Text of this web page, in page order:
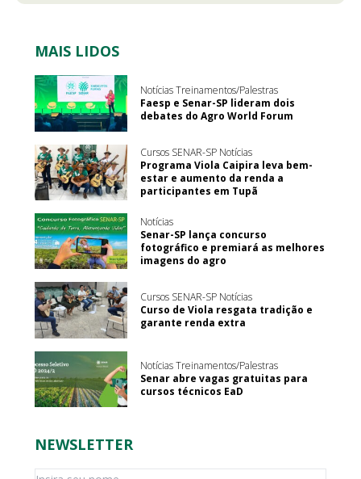
MAIS LIDOS
Notícias Treinamentos/Palestras
Faesp e Senar-SP lideram dois
debates do Agro World Forum
Cursos SENAR-SP Notícias
Programa Viola Caipira leva bem-
estar e aumento da renda a
participantes em Tupã
Notícias
Senar-SP lança concurso
fotográfico e premiará as melhores
imagens do agro
Cursos SENAR-SP Notícias
Curso de Viola resgata tradição e
garante renda extra
Notícias Treinamentos/Palestras
Senar abre vagas gratuitas para
cursos técnicos EaD
NEWSLETTER